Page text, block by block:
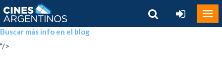
Buscar más info en el blog
"/>